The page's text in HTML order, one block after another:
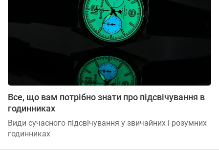
Все, що вам потрібно знати про підсвічування в
годинниках
Види сучасного підсвічування у звичайних і розумних
годинниках